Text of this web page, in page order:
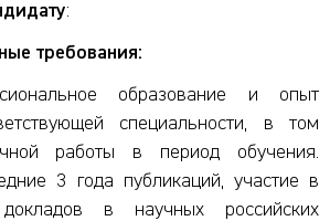
:
требования:
образование и опыт
специальности, в том
работы в период обучения.
3 года публикаций, участие в
в научных российских